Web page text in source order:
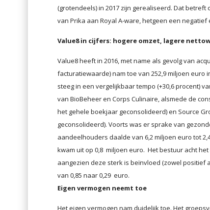
(grotendeels) in 2017 zijn gerealiseerd. Dat
van Prika aan Royal A-ware, hetgeen een
Value8 in cijfers: hogere omzet, lagere
Value8 heeft in 2016, met name als gevolg van
facturatiewaarde) nam toe van 252,9 miljoen euro
steeg in een vergelijkbaar tempo (+30,6 procent)
van BioBeheer en Corps Culinaire, alsmede de
het gehele boekjaar geconsolideerd) en Source
geconsolideerd). Voorts was er sprake van
aandeelhouders daalde van 6,2 miljoen euro tot
kwam uit op 0,8 miljoen euro. Het bestuur acht
aangezien deze sterk is beïnvloed (zowel
van 0,85 naar 0,29 euro.
Eigen vermogen neemt toe
Het eigen vermogen nam duidelijk toe. Het